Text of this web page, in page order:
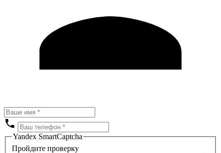
Yandex SmartCaptcha
Пройдите проверку